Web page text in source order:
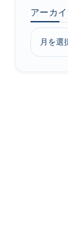
アーカ